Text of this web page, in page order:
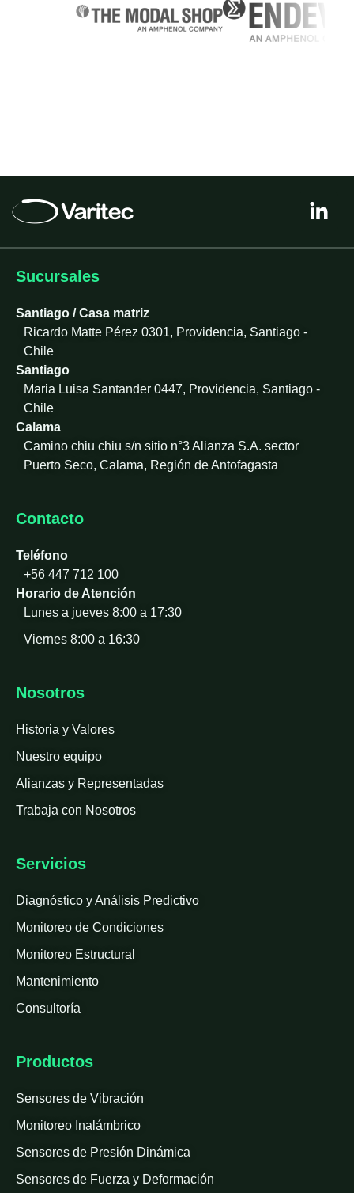
i
k
n
Sucursales
Santiago / Casa matriz
Ricardo Matte Pérez 0301, Providencia, Santiago -
Chile
Santiago
Maria Luisa Santander 0447, Providencia, Santiago -
Chile
Calama
Camino chiu chiu s/n sitio n°3 Alianza S.A. sector
Puerto Seco, Calama, Región de Antofagasta
Contacto
Teléfono
+56 447 712 100
Horario de Atención
Lunes a jueves 8:00 a 17:30
Viernes 8:00 a 16:30
Nosotros
Historia y Valores
Nuestro equipo
Alianzas y Representadas
Trabaja con Nosotros
Servicios
Diagnóstico y Análisis Predictivo
Monitoreo de Condiciones
Monitoreo Estructural
Mantenimiento
Consultoría
Productos
Sensores de Vibración
Monitoreo Inalámbrico
Sensores de Presión Dinámica
Sensores de Fuerza y Deformación